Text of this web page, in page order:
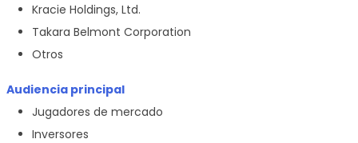
Kracie Holdings, Ltd.
Takara Belmont Corporation
Otros
Audiencia principal
Jugadores de mercado
Inversores